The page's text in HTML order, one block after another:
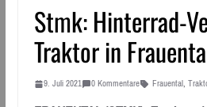
Stmk: Hinterrad-
Traktor in
9. Juli 2021 0 Kommentare Frauental,